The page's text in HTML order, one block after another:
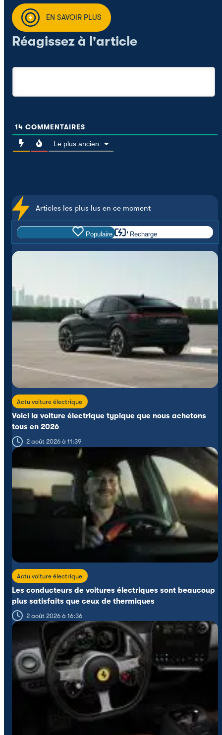
EN SAVOIR PLUS
Réagissez à l'article
14 COMMENTAIRES
Le plus ancien
Articles les plus lus en ce moment
Populaire Recharge
Actu voiture électrique
Voici la voiture électrique typique que nous achetons
tous en 2026
2 août 2026 à 11:39
Actu voiture électrique
Les conducteurs de voitures électriques sont beaucoup
plus satisfaits que ceux de thermiques
2 août 2026 à 16:36